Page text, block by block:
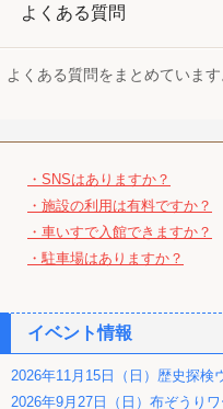
よくある質問
よくある質問をまとめています
・SNSはありますか？
・施設の利用は有料ですか？
・車いすで入館できますか？
・駐車場はありますか？
イベント情報
2026年11月15日（日）歴史探検
2026年9月27日（日）布ぞうり